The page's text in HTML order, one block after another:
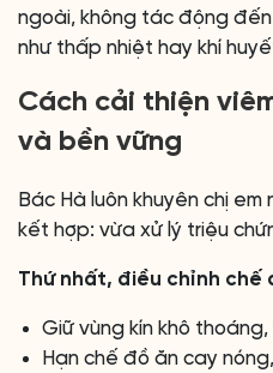
ngoài, không tác động
như thấp nhiệt hay khí
Cách cải thiện
và bền vững
Bác Hà luôn khuyên chị
kết hợp: vừa xử lý triệu
Thứ nhất, điều chỉnh chế
Giữ vùng kín khô
Hạn chế đồ ăn cay